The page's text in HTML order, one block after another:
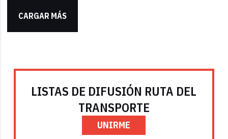
CARGAR MÁS
LISTAS DE DIFUSIÓN RUTA DEL
TRANSPORTE
UNIRME